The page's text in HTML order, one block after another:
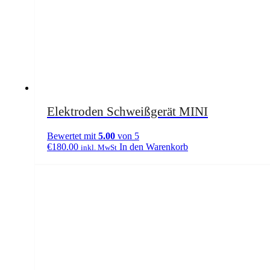
Elektroden Schweißgerät MINI
Bewertet mit 5.00 von 5
€180.00 inkl. MwSt In den Warenkorb